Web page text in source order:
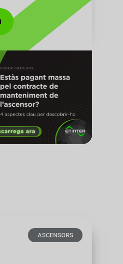
ASCENSORS